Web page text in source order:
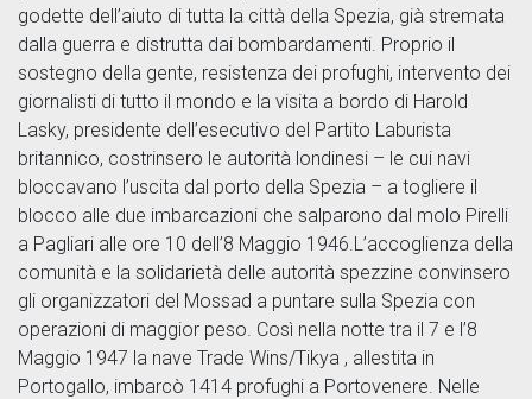
godette dell’aiuto di tutta la città della Spezia, già stremata
dalla guerra e distrutta dai bombardamenti. Proprio il
sostegno della gente, resistenza dei profughi, intervento dei
giornalisti di tutto il mondo e la visita a bordo di Harold
Lasky, presidente dell’esecutivo del Partito Laburista
britannico, costrinsero le autorità londinesi – le cui navi
bloccavano l’uscita dal porto della Spezia – a togliere il
blocco alle due imbarcazioni che salparono dal molo Pirelli
a Pagliari alle ore 10 dell’8 Maggio 1946.L’accoglienza della
comunità e la solidarietà delle autorità spezzine convinsero
gli organizzatori del Mossad a puntare sulla Spezia con
operazioni di maggior peso. Così nella notte tra il 7 e l’8
Maggio 1947 la nave Trade Wins/Tikya , allestita in
Portogallo, imbarcò 1414 profughi a Portovenere. Nelle